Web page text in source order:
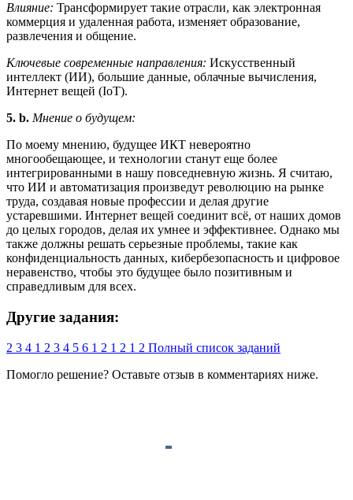
Влияние: Трансформирует такие отрасли, как электронная
коммерция и удаленная работа, изменяет образование,
развлечения и общение.
Ключевые современные направления: Искусственный
интеллект (ИИ), большие данные, облачные вычисления,
Интернет вещей (IoT).
5. b. Мнение о будущем:
По моему мнению, будущее ИКТ невероятно
многообещающее, и технологии станут еще более
интегрированными в нашу повседневную жизнь. Я считаю,
что ИИ и автоматизация произведут революцию на рынке
труда, создавая новые профессии и делая другие
устаревшими. Интернет вещей соединит всё, от наших домов
до целых городов, делая их умнее и эффективнее. Однако мы
также должны решать серьезные проблемы, такие как
конфиденциальность данных, кибербезопасность и цифровое
неравенство, чтобы это будущее было позитивным и
справедливым для всех.
Другие задания:
2 3 4 1 2 3 4 5 6 1 2 1 2 1 2 Полный список заданий
Помогло решение? Оставьте отзыв в комментариях ниже.